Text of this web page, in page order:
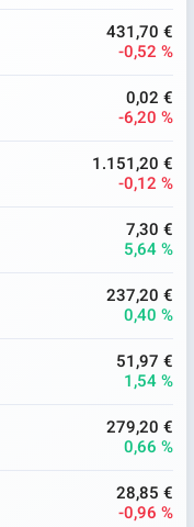
431,70 €
-0,52 %
0,02 €
-6,20 %
1.151,20 €
-0,12 %
7,30 €
5,64 %
237,20 €
0,40 %
51,97 €
1,54 %
279,20 €
0,66 %
28,85 €
-0,96 %